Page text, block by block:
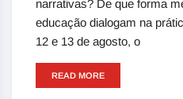
narrativas? De que forma
educação dialogam na
12 e 13 de agosto, o
READ MORE